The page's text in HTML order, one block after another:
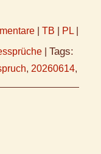
TB PL
Tags:
, 20260614,